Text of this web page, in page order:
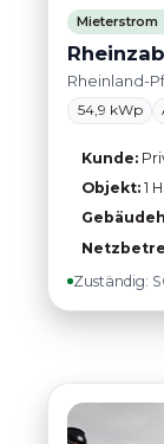
Mieterstrom
Rheinland-
54,9 kWp
Kunde:
Objekt:1
Zuständig: